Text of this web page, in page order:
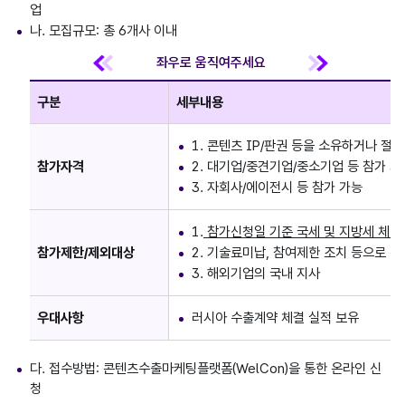
업
나. 모집규모: 총 6개사 이내
구분 세부내용
참가자격
1. 콘텐츠 IP/판권 등을 소유하거나 절
2. 대기업/중견기업/중소기업 등 참가 가
3. 자회사/에이전시 등 참가 가능
참가제한/제외대상
1. 참가신청일 기준 국세 및 지방세 체납
2. 기술료미납, 참여제한 조치 등으로
3. 해외기업의 국내 지사
우대사항 러시아 수출계약 체결 실적 보유
다. 접수방법: 콘텐츠수출마케팅플랫폼(WelCon)을 통한 온라인 신
청